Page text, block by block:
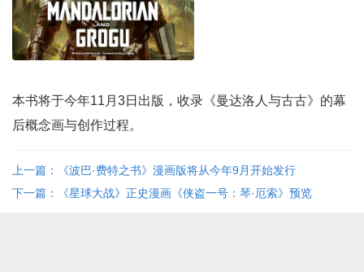
本书将于今年11月3日出版，收录《曼达洛人与古古》的幕
后概念画与创作过程。
上一篇：《波巴·费特之书》漫画版将从今年9月开始发行
下一篇：《星球大战》正史漫画《侠盗一号：琴·厄索》预览